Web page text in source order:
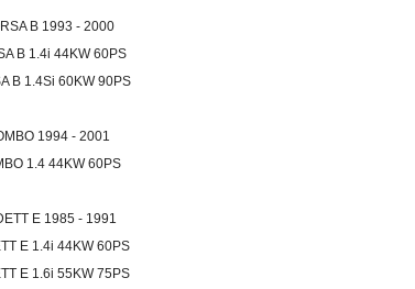
B 1993 - 2000
B 1.4i 44KW 60PS
B 1.4Si 60KW 90PS
1994 - 2001
1.4 44KW 60PS
E 1985 - 1991
E 1.4i 44KW 60PS
E 1.6i 55KW 75PS